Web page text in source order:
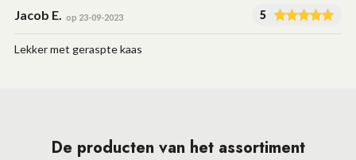
Jacob E. op 23-09-2023 5
Lekker met geraspte kaas
De producten van het assortiment